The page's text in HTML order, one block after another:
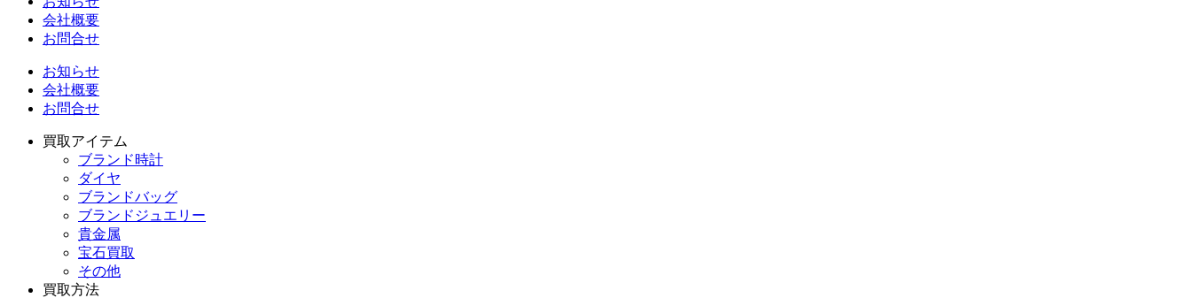
会社概要
お問合せ
お知らせ
会社概要
お問合せ
買取アイテム
ブランド時計
ダイヤ
ブランドバッグ
ブランドジュエリー
貴金属
宝石買取
その他
買取方法